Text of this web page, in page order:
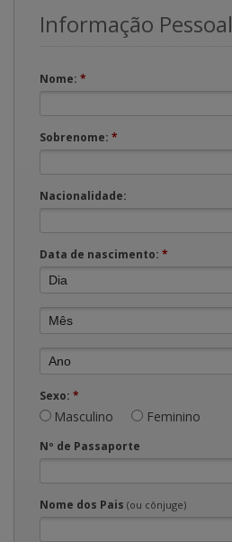
Informação Pessoal
Nome: *
Sobrenome: *
Nacionalidade:
Data de nascimento: *
Sexo: *
Masculino Feminino
Nº de Passaporte
Nome dos Pais (ou cônjuge)